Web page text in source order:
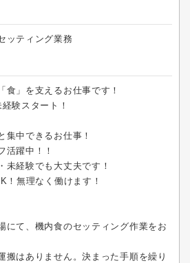
ッティング業務
食」を支えるお仕事です！
験スタート！
中できるお仕事！
活躍中！！
経験でも大丈夫です！
無理なく働けます！
にて、機内食のセッティング作業をお
搬はありません。決まった手順を繰り